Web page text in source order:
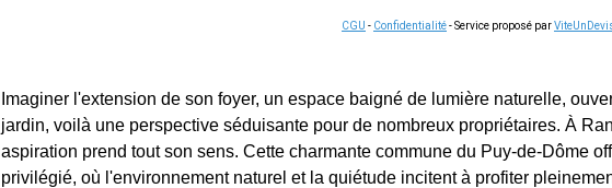
CGU - Confidentialité- Service proposé par
Imaginer l'extension de son foyer, un espace baigné de lumière naturelle,
jardin, voilà une perspective séduisante pour de nombreux propriétaires. À
aspiration prend tout son sens. Cette charmante commune du Puy-de-Dôme
privilégié, où l'environnement naturel et la quiétude incitent à profiter